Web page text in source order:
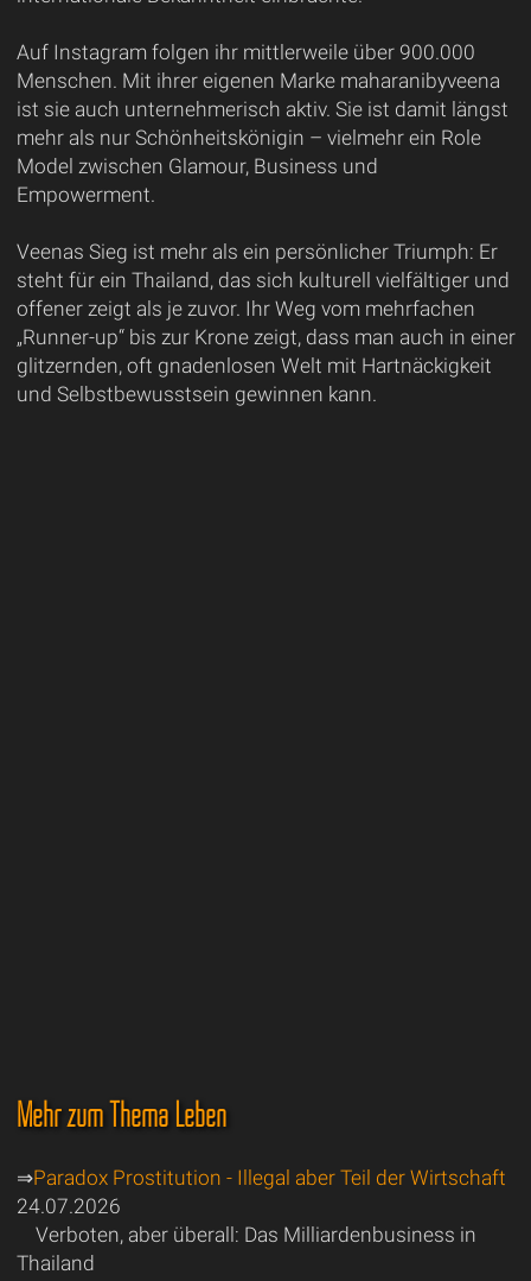
Auf Instagram folgen ihr mittlerweile über 900.000
Menschen. Mit ihrer eigenen Marke maharanibyveena
ist sie auch unternehmerisch aktiv. Sie ist damit längst
mehr als nur Schönheitskönigin – vielmehr ein Role
Model zwischen Glamour, Business und
Empowerment.
Veenas Sieg ist mehr als ein persönlicher Triumph: Er
steht für ein Thailand, das sich kulturell vielfältiger und
offener zeigt als je zuvor. Ihr Weg vom mehrfachen
„Runner-up“ bis zur Krone zeigt, dass man auch in einer
glitzernden, oft gnadenlosen Welt mit Hartnäckigkeit
und Selbstbewusstsein gewinnen kann.
Mehr zum Thema Leben
⇒Paradox Prostitution - Illegal aber Teil der Wirtschaft
24.07.2026
Verboten, aber überall: Das Milliardenbusiness in
Thailand